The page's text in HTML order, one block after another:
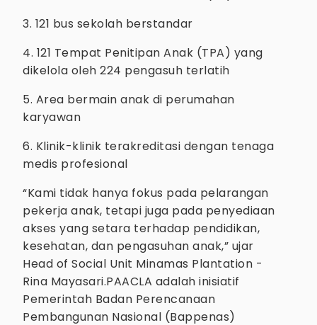
3. 121 bus sekolah berstandar
4. 121 Tempat Penitipan Anak (TPA) yang
dikelola oleh 224 pengasuh terlatih
5. Area bermain anak di perumahan
karyawan
6. Klinik-klinik terakreditasi dengan tenaga
medis profesional
“Kami tidak hanya fokus pada pelarangan
pekerja anak, tetapi juga pada penyediaan
akses yang setara terhadap pendidikan,
kesehatan, dan pengasuhan anak,” ujar
Head of Social Unit Minamas Plantation -
Rina Mayasari.PAACLA adalah inisiatif
Pemerintah Badan Perencanaan
Pembangunan Nasional (Bappenas)